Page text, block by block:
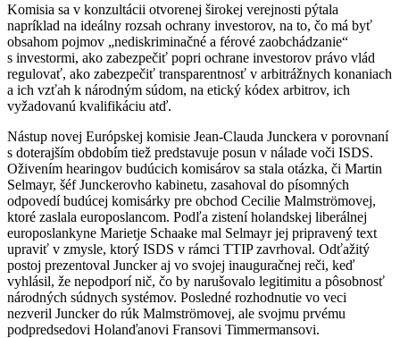
Komisia sa v konzultácii otvorenej širokej verejnosti pýtala
napríklad na ideálny rozsah ochrany investorov, na to, čo má byť
obsahom pojmov „nediskriminačné a férové zaobchádzanie“
s investormi, ako zabezpečiť popri ochrane investorov právo vlád
regulovať, ako zabezpečiť transparentnosť v arbitrážnych konaniach
a ich vzťah k národným súdom, na etický kódex arbitrov, ich
vyžadovanú kvalifikáciu atď.
Nástup novej Európskej komisie Jean-Clauda Junckera v porovnaní
s doterajším obdobím tiež predstavuje posun v nálade voči ISDS.
Oživením hearingov budúcich komisárov sa stala otázka, či Martin
Selmayr, šéf Junckerovho kabinetu, zasahoval do písomných
odpovedí budúcej komisárky pre obchod Cecilie Malmströmovej,
ktoré zaslala europoslancom. Podľa zistení holandskej liberálnej
europoslankyne Marietje Schaake mal Selmayr jej pripravený text
upraviť v zmysle, ktorý ISDS v rámci TTIP zavrhoval. Odťažitý
postoj prezentoval Juncker aj vo svojej inauguračnej reči, keď
vyhlásil, že nepodporí nič, čo by narušovalo legitimitu a pôsobnosť
národných súdnych systémov. Posledné rozhodnutie vo veci
nezveril Juncker do rúk Malmströmovej, ale svojmu prvému
podpredsedovi Holanďanovi Fransovi Timmermansovi.